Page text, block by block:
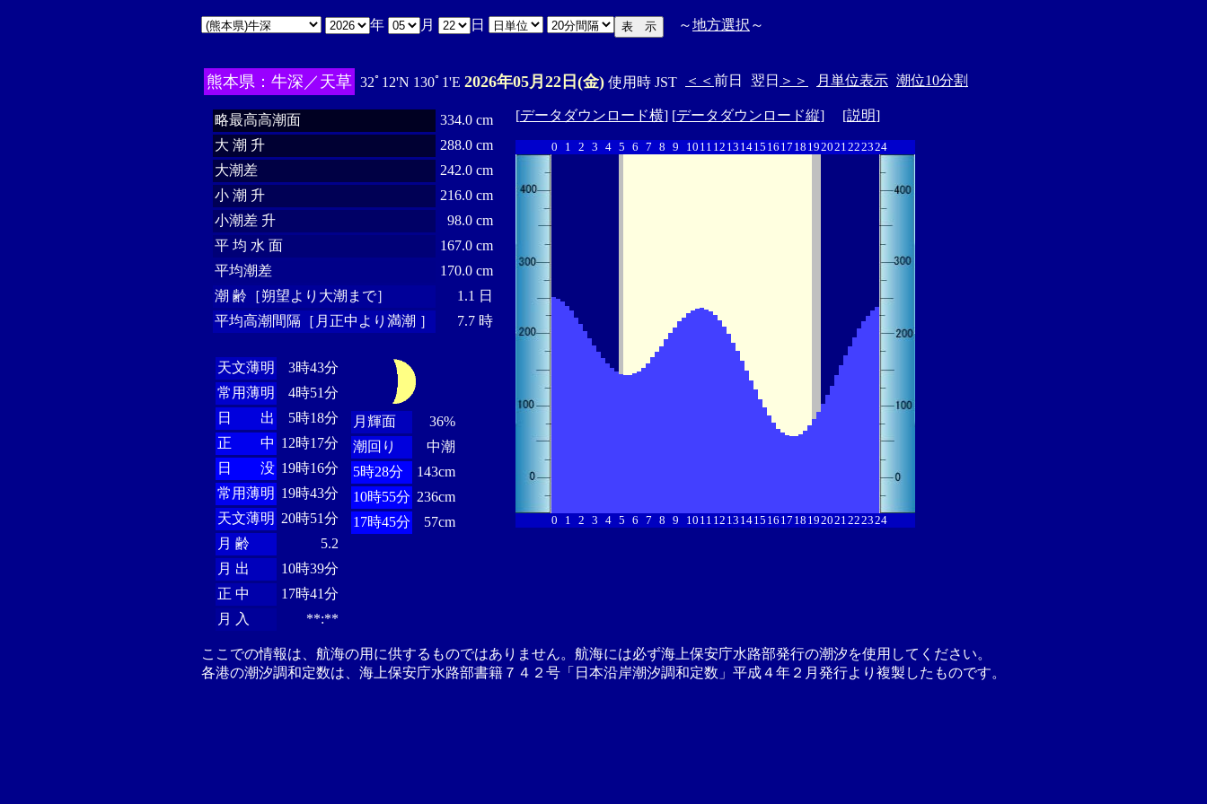
年 月 日 ～地方選択 ～
熊本県：牛深／天草 32ﾟ12'N 130ﾟ1'E 2026年05月22日(金) 使用時 JST ＜＜ 前日 翌日 ＞＞ 月単位表示 潮位10分割
略最高高潮面
334.0 cm
大 潮 升
288.0 cm
大潮差
242.0 cm
小 潮 升
216.0 cm
小潮差 升
98.0 cm
平 均 水 面
167.0 cm
平均潮差
170.0 cm
潮 齢［朔望より大潮まで］
1.1 日
平均高潮間隔［月正中より満潮 ］
7.7 時
天文薄明
3時43分
常用薄明
4時51分
日 出
5時18分
正 中 12時17分
日 没 19時16分
常用薄明 19時43分
天文薄明 20時51分
月 齢
5.2
月 出
10時39分
正 中
17時41分
月 入
**:**
月輝面
36%
潮回り
中潮
5時28分
143cm
10時55分 236cm
17時45分
57cm
[データダウンロード横] [データダウンロード縦] [説明]
0 1 2 3 4 5 6 7 8 9 10 11 12 13 1415 16 17 18 192021222324
0 1 2 3 4 5 6 7 8 9 10 11 12 13 1415 16 17 18 192021222324
ここでの情報は、航海の用に供するものではありません。航海には必ず海上保安庁水路部発行の潮汐を使用してください。
各港の潮汐調和定数は、海上保安庁水路部書籍７４２号「日本沿岸潮汐調和定数」平成４年２月発行より複製したものです。